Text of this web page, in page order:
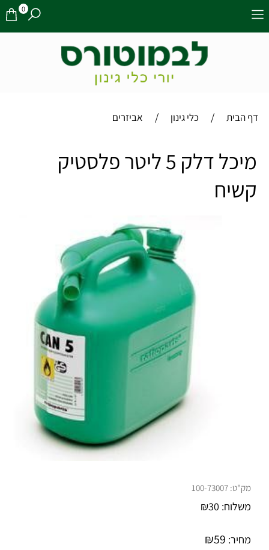
0
דף הבית / כלי גינון / אביזרים
מיכל דלק 5 ליטר פלסטיק
קשיח
מק"ט: 100-73007
משלוח: ₪30
מחיר: ₪59